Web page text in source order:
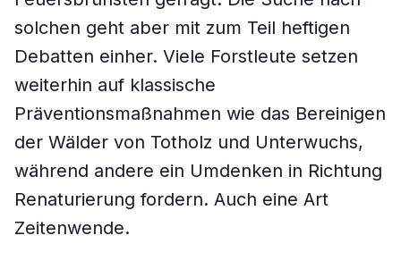
solchen geht aber mit zum Teil heftigen
Debatten einher. Viele Forstleute setzen
weiterhin auf klassische
Präventionsmaßnahmen wie das Bereinigen
der Wälder von Totholz und Unterwuchs,
während andere ein Umdenken in Richtung
Renaturierung fordern. Auch eine Art
Zeitenwende.